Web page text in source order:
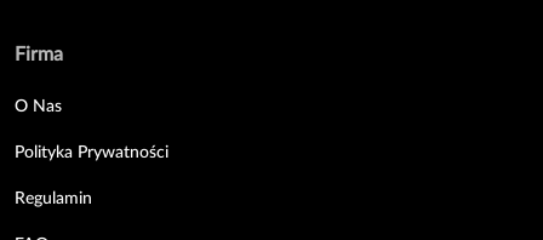
Firma
O Nas
Polityka Prywatności
Regulamin